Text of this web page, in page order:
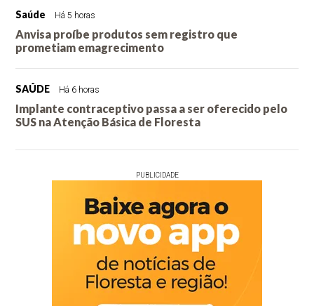
Saúde Há 5 horas
Anvisa proíbe produtos sem registro que
prometiam emagrecimento
SAÚDE Há 6 horas
Implante contraceptivo passa a ser oferecido pelo
SUS na Atenção Básica de Floresta
PUBLICIDADE